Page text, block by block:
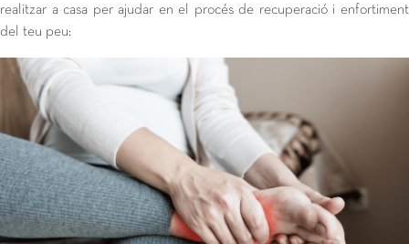
realitzar a casa per ajudar en el procés de recuperació i enfortiment
del teu peu: